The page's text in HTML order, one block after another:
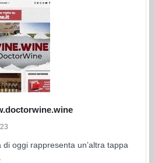
oggi rappresenta un’altra tappa